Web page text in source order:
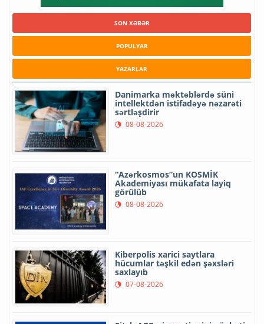
SON XƏBƏR
POPULYAR
YAZARLAR
Danimarka məktəblərdə süni
intellektdən istifadəyə nəzarəti
sərtləşdirir
08-08-2026
“Azərkosmos”un KOSMİK
Akademiyası mükafata layiq
görülüb
08-08-2026
Kiberpolis xarici saytlara
hücumlar təşkil edən şəxsləri
saxlayıb
07-08-2026